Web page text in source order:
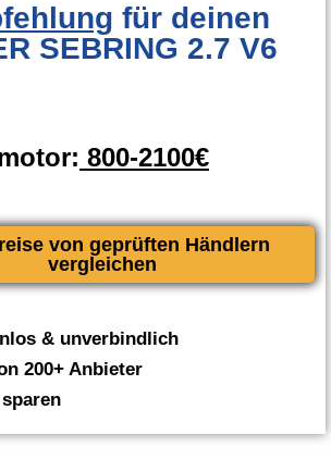
für deinen
SEBRING 2.7 V6
800-2100€
von geprüften Händlern
vergleichen
& unverbindlich
200+ Anbieter